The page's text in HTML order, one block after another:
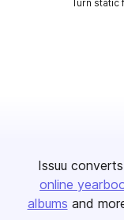
Turn static
Issuu
online
albums and